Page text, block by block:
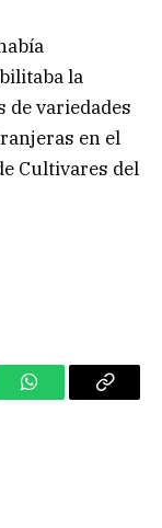
la
variedades
en el
Cultivares del
WhatsAppCopy